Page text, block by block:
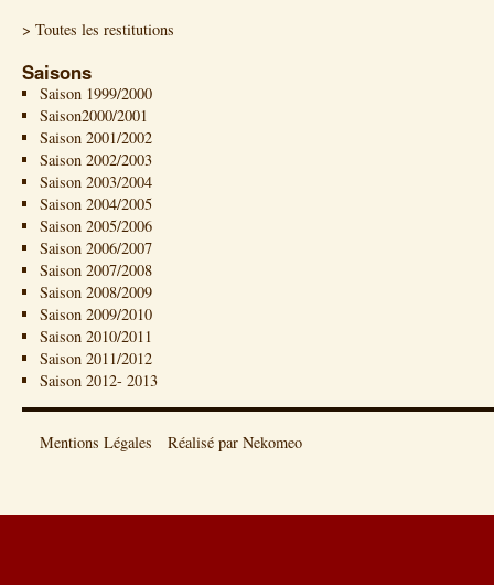
> Toutes les restitutions
Saisons
Saison 1999/2000
Saison2000/2001
Saison 2001/2002
Saison 2002/2003
Saison 2003/2004
Saison 2004/2005
Saison 2005/2006
Saison 2006/2007
Saison 2007/2008
Saison 2008/2009
Saison 2009/2010
Saison 2010/2011
Saison 2011/2012
Saison 2012- 2013
Mentions Légales Réalisé par Nekomeo